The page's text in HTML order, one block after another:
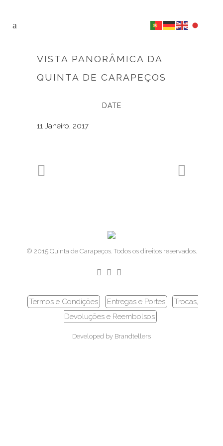
VISTA PANORÂMICA DA
QUINTA DE CARAPEÇOS
DATE
11 Janeiro, 2017
© 2015 Quinta de Carapeços. Todos os direitos reservados.
Termos e Condições Entregas e Portes
Trocas,
Devoluções e Reembolsos
Developed by Brandtellers